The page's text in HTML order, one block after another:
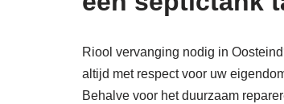
Riool vervanging nodig in
altijd met respect voor uw
Behalve voor het duurzaam